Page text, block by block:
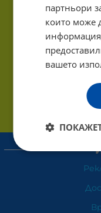
партньори
които може
вашето